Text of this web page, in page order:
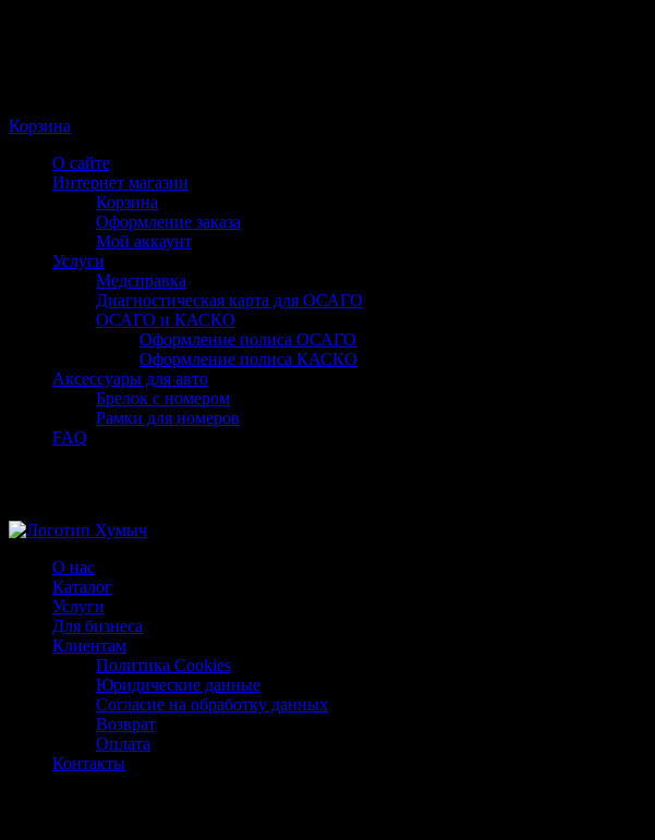
Корзина
О сайте
Интернет магазин
Корзина
Оформление заказа
Мой аккаунт
Услуги
Медсправка
Диагностическая карта для ОСАГО
ОСАГО и КАСКО
Оформление полиса ОСАГО
Оформление полиса КАСКО
Аксессуары для авто
Брелок с номером
Рамки для номеров
FAQ
О нас
Каталог
Услуги
Для бизнеса
Клиентам
Политика Cookies
Юридические данные
Согласие на обработку данных
Возврат
Оплата
Контакты